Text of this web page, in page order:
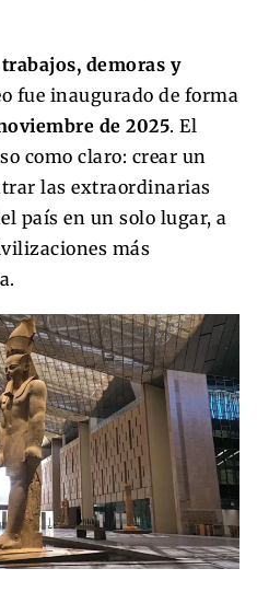
demoras y
fue inaugurado de forma
de 2025. El
como claro: crear un
las extraordinarias
país en un solo lugar, a
más